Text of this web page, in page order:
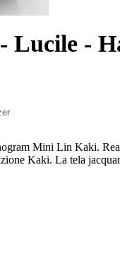
Lucile -
Mini Lin Kaki.
Kaki. La tela
massima sicurezza.
sugli angoli